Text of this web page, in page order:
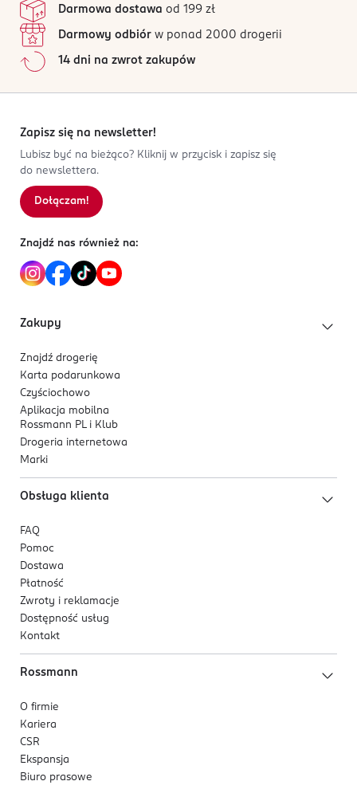
spostrzegawczość. W zajęciach dzieciom towarzyszą
ulubieni bohaterowie Disneya, a dodatkową atrakcją
są naklejki, które można wykorzystać podczas pracy.
426762778
PL-Polska
Kod EAN
Wszystkie opinie są zweryfikowane zakupem.
4
0%
2
1
0%
Sortowanie wg
Darmowa dostawa od 199 zł
Darmowy odbiór w ponad 2000 drogerii
14 dni na zwrot zakupów
Zapisz się na newsletter!
Lubisz być na bieżąco? Kliknij w przycisk i zapisz się
do newslettera.
Dołączam!
Znajdź nas również na:
Zakupy
Znajdź drogerię
Karta podarunkowa
Czyściochowo
Aplikacja mobilna
Rossmann PL i Klub
Drogeria internetowa
Marki
Obsługa klienta
FAQ
Pomoc
Dostawa
Płatność
Zwroty i reklamacje
Dostępność usług
Kontakt
Rossmann
O firmie
Kariera
CSR
Ekspansja
Biuro prasowe